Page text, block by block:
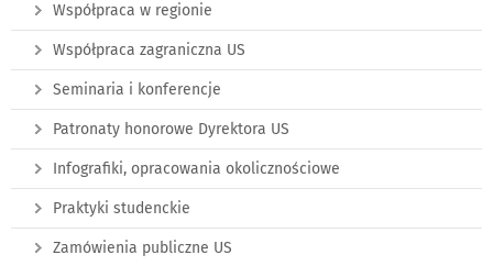
Współpraca w regionie
Współpraca zagraniczna US
Seminaria i konferencje
Patronaty honorowe Dyrektora US
Infografiki, opracowania okolicznościowe
Praktyki studenckie
Zamówienia publiczne US